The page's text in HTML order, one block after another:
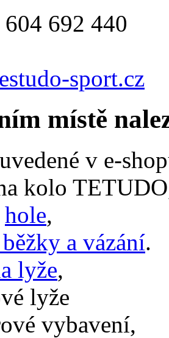
692 440
sport.cz
místě
v e-
kolo
hole,
a vázání.
lyže,
lyže
vybavení,